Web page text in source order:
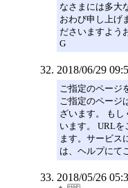
なさまには多大
おわび申し上げ
ださいますよう
G
2018/06/29
ご指定のページ
ご指定のページ
ざいます。 も
います。 URLを
ます。サービス
は、ヘルプにて
2018/05/26